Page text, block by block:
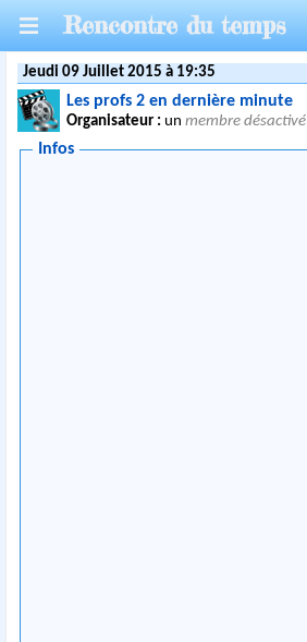
Rencontre du temps
Jeudi 09 Juillet 2015 à 19:35
Les profs 2 en dernière minute
Organisateur : unmembre désactivé
Infos